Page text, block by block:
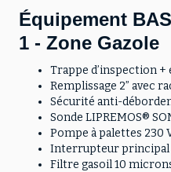
Équipement
1 - Zone Gazole
Trappe d’inspection +
Remplissage 2” avec
Sécurité anti-
Sonde LIPREMOS®
Pompe à palettes 230
Interrupteur principal
Filtre gasoil 10